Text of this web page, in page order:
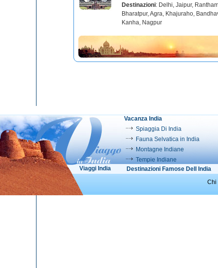
Destinazioni: Delhi, Jaipur,
Bharatpur, Agra, Khajuraho,
Kanha, Nagpur
Vacanza India
Spiaggia Di India
Fauna Selvatica in India
Montagne Indiane
Tempie Indiane
Viaggi India
Destinazioni Famose Dell India
Chi